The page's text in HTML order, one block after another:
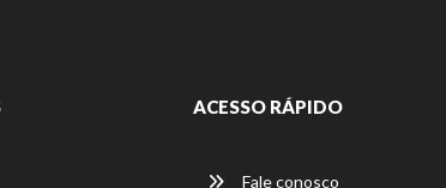
ACESSO RÁPIDO
Fale conosco